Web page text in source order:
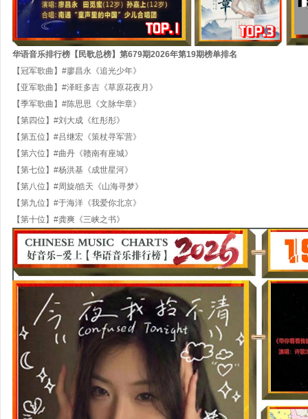
华语音乐排行榜【民歌总榜】第679期2026年第19期榜单排名
【冠军歌曲】#廖昌永《追光少年》
【亚军歌曲】#泽旺多吉《草原花夜月》
【季军歌曲】#陈思思《文脉华章》
【第四位】#刘大成《红彤彤》
【第五位】#吕继宏《策杖寻军营》
【第六位】#曲丹《赣南有座城》
【第七位】#杨洪基《成世星河》
【第八位】#周旋/皓天《山海寻梦》
【第九位】#于海洋《我爱你北京》
【第十位】#龚爽《三峡之书》